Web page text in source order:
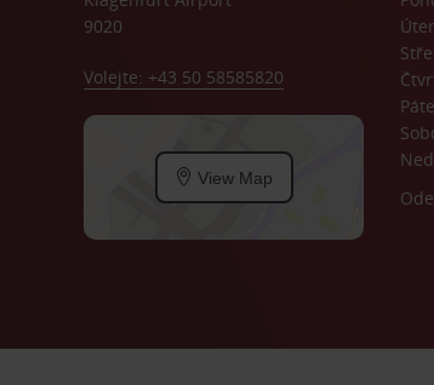
9020
Volejte: +43 50 58585820
View Map